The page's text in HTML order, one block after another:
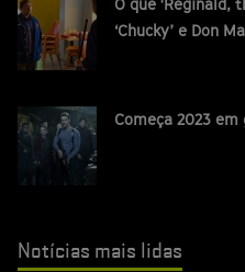
O que 'Reginald,
‘Chucky’ e Don
Começa 2023 em
Notícias mais lidas